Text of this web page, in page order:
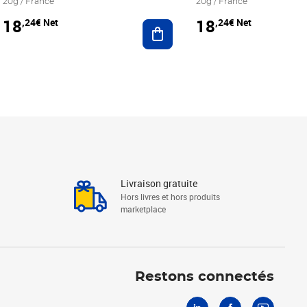
au panier
18,24€ Net Ajouter au panier
18,24€ Net
Livraison gratuite
Hors livres et hors produits
marketplace
Restons connectés